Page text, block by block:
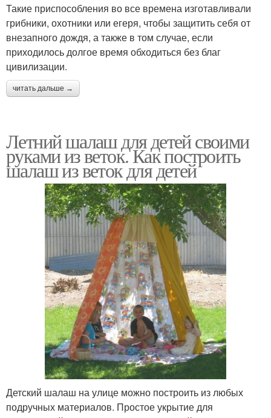
Такие приспособления во все времена изготавливали
грибники, охотники или егеря, чтобы защитить себя от
внезапного дождя, а также в том случае, если
приходилось долгое время обходиться без благ
цивилизации.
читать дальше →
Летний шалаш для детей своими
руками из веток. Как построить
шалаш из веток для детей
Детский шалаш на улице можно построить из любых
подручных материалов. Простое укрытие для